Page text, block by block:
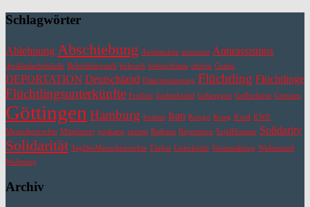
Schlagwörter
Ablehnung Abschiebung Antifaschist antiracist Antirassismus
Ausländerbehörde Behördenwatch belouch belouchistan choice Comic
DEPORTATION Deutschland Diskriminierung Flüchtling Flüchtlinge
Flüchtlingsunterkünfte Freiheit Gedenktafel Gefangene Geflüchtete Grenzen
Göttingen Hamburg human Iran Kongo Krieg Kurd KWZ
Menschenrechte Mittelmeer poskarte racism Rathaus Repression SajidHussain Solidarity
Solidarität TagDerMenschenrechte Türkei Unterkunft Veranstaltung Widerstand
Wohnung
Archiv